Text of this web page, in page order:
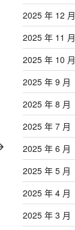
2025 年 12 月
2025 年 11 月
2025 年 10 月
2025 年 9 月
2025 年 8 月
2025 年 7 月
2025 年 6 月
2025 年 5 月
2025 年 4 月
2025 年 3 月